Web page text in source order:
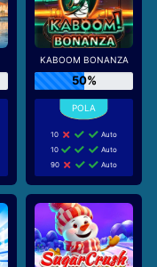
KABOOM BONANZA
50%
10
Auto
10
Auto
90
Auto